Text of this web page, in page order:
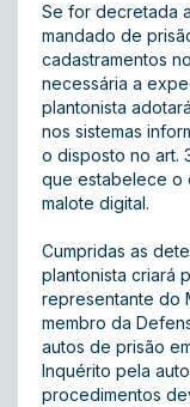
Se for decretada
mandado de
cadastramentos
necessária a
plantonista
nos sistemas
o disposto no art.
que estabelece o
malote digital.
Cumpridas as
plantonista criará
representante do
membro da
autos de prisão
Inquérito pela
procedimentos